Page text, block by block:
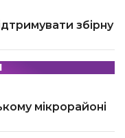
збірну
мікрорайоні